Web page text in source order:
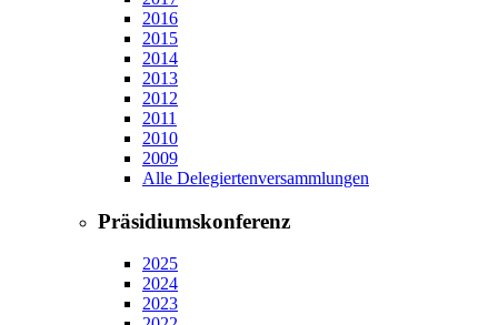
2016
2015
2014
2013
2012
2011
2010
2009
Alle Delegiertenversammlungen
Präsidiumskonferenz
2025
2024
2023